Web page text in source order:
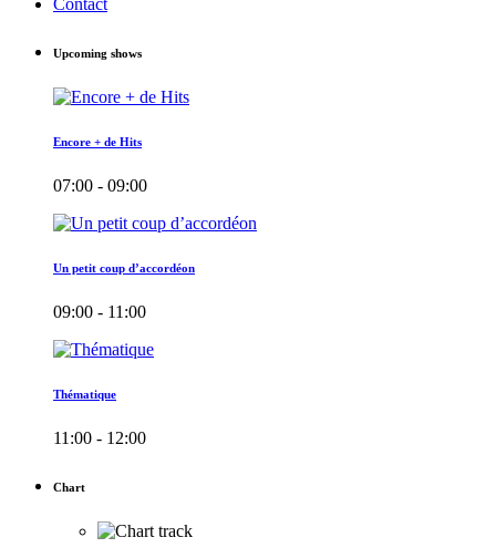
Contact
Upcoming shows
Encore + de Hits
07:00 - 09:00
Un petit coup d’accordéon
09:00 - 11:00
Thématique
11:00 - 12:00
Chart